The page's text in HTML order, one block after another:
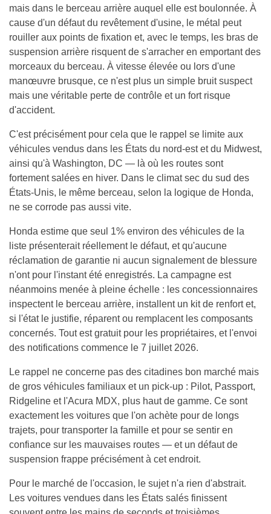
mais dans le berceau arrière auquel elle est boulonnée. À
cause d'un défaut du revêtement d'usine, le métal peut
rouiller aux points de fixation et, avec le temps, les bras de
suspension arrière risquent de s'arracher en emportant des
morceaux du berceau. À vitesse élevée ou lors d'une
manœuvre brusque, ce n'est plus un simple bruit suspect
mais une véritable perte de contrôle et un fort risque
d'accident.
C'est précisément pour cela que le rappel se limite aux
véhicules vendus dans les États du nord-est et du Midwest,
ainsi qu'à Washington, DC — là où les routes sont
fortement salées en hiver. Dans le climat sec du sud des
États-Unis, le même berceau, selon la logique de Honda,
ne se corrode pas aussi vite.
Honda estime que seul 1% environ des véhicules de la
liste présenterait réellement le défaut, et qu'aucune
réclamation de garantie ni aucun signalement de blessure
n'ont pour l'instant été enregistrés. La campagne est
néanmoins menée à pleine échelle : les concessionnaires
inspectent le berceau arrière, installent un kit de renfort et,
si l'état le justifie, réparent ou remplacent les composants
concernés. Tout est gratuit pour les propriétaires, et l'envoi
des notifications commence le 7 juillet 2026.
Le rappel ne concerne pas des citadines bon marché mais
de gros véhicules familiaux et un pick-up : Pilot, Passport,
Ridgeline et l'Acura MDX, plus haut de gamme. Ce sont
exactement les voitures que l'on achète pour de longs
trajets, pour transporter la famille et pour se sentir en
confiance sur les mauvaises routes — et un défaut de
suspension frappe précisément à cet endroit.
Pour le marché de l'occasion, le sujet n'a rien d'abstrait.
Les voitures vendues dans les États salés finissent